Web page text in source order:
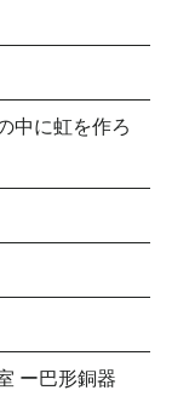
中に虹を作ろ
ー巴形銅器